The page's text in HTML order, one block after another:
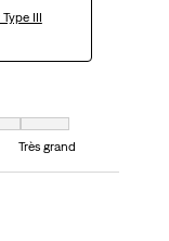
III
égal à Très grand
Très grand